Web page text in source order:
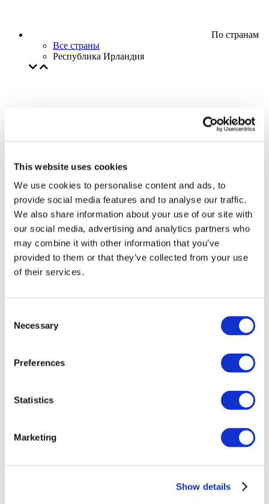
This website uses cookies
We use cookies to personalise content and ads, to
provide social media features and to analyse our traffic.
We also share information about your use of our site with
our social media, advertising and analytics partners who
may combine it with other information that you’ve
provided to them or that they’ve collected from your use
of their services.
Selection
Necessary
Preferences
Statistics
Marketing
Show details
По странам
Все страны
Республика Ирландия